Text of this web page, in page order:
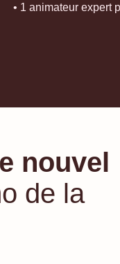
• 1 animateur expert
nouvel
de la